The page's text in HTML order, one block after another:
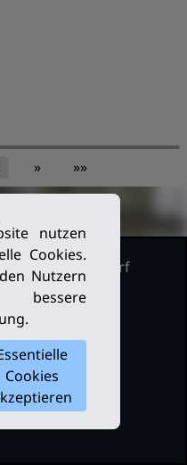
» »»
Stahnsdorf
nutzen
Cookies.
Nutzern
Cookies